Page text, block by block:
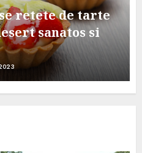
retete de tarte
sanatos si